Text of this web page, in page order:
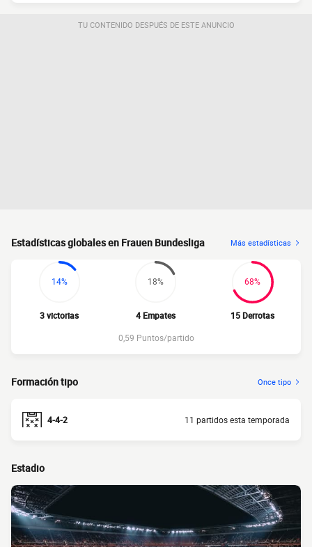
TU CONTENIDO DESPUÉS DE ESTE ANUNCIO
Estadísticas globales en Frauen Bundesliga Más estadísticas
14%
3 victorias
18%
4 Empates
68%
15 Derrotas
0,59 Puntos/partido
Formación tipo Once tipo
4-4-2 11 partidos esta temporada
Estadio